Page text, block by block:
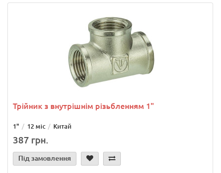
Трійник з внутрішнім різьбленням 1"
1" 12 міс Китай
387 грн.
Під замовлення